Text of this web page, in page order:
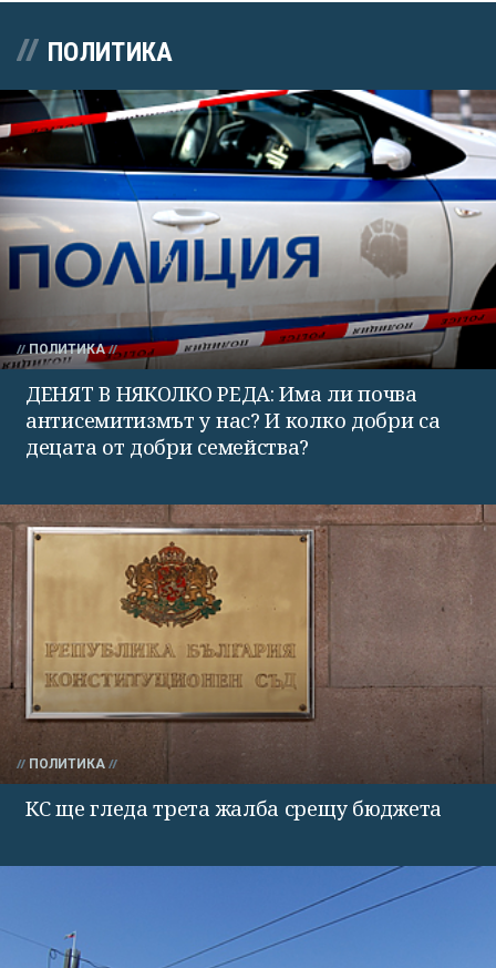
ПОЛИТИКА
ПОЛИТИКА
ДЕНЯТ В НЯКОЛКО РЕДА: Има ли почва
антисемитизмът у нас? И колко добри са
децата от добри семейства?
ПОЛИТИКА
КС ще гледа трета жалба срещу бюджета